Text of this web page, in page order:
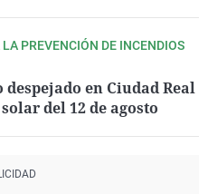
PREVENCIÓN DE INCENDIOS
despejado en Ciudad Real
del 12 de agosto